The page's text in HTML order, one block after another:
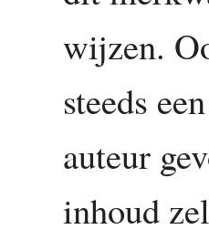
wijzen.
steeds
auteur
inhoud